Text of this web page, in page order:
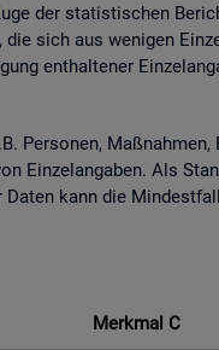
der sta­tis­ti­schen
sich aus we­ni­gen
ent­hal­te­ner
Per­so­nen, Maß­nah­men,
Ein­zel­an­ga­ben. Als
kann die
Merk­mal C